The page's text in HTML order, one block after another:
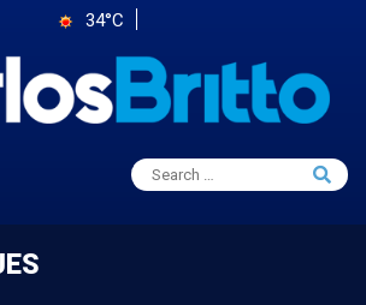
34°C
Search
for:
Search